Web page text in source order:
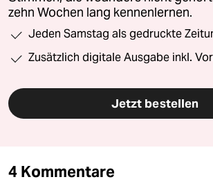
zehn Wochen lang kennenlernen.
Jeden Samstag als gedruckte
Zusätzlich digitale Ausgabe inkl.
Jetzt bestellen
4 Kommentare